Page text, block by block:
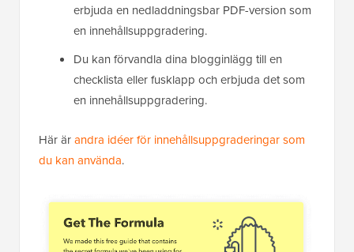
erbjuda en nedladdningsbar PDF-version som
en innehållsuppgradering.
Du kan förvandla dina blogginlägg till en
checklista eller fusklapp och erbjuda det som
en innehållsuppgradering.
Här ärandra idéer för innehållsuppgraderingar som
du kan använda.